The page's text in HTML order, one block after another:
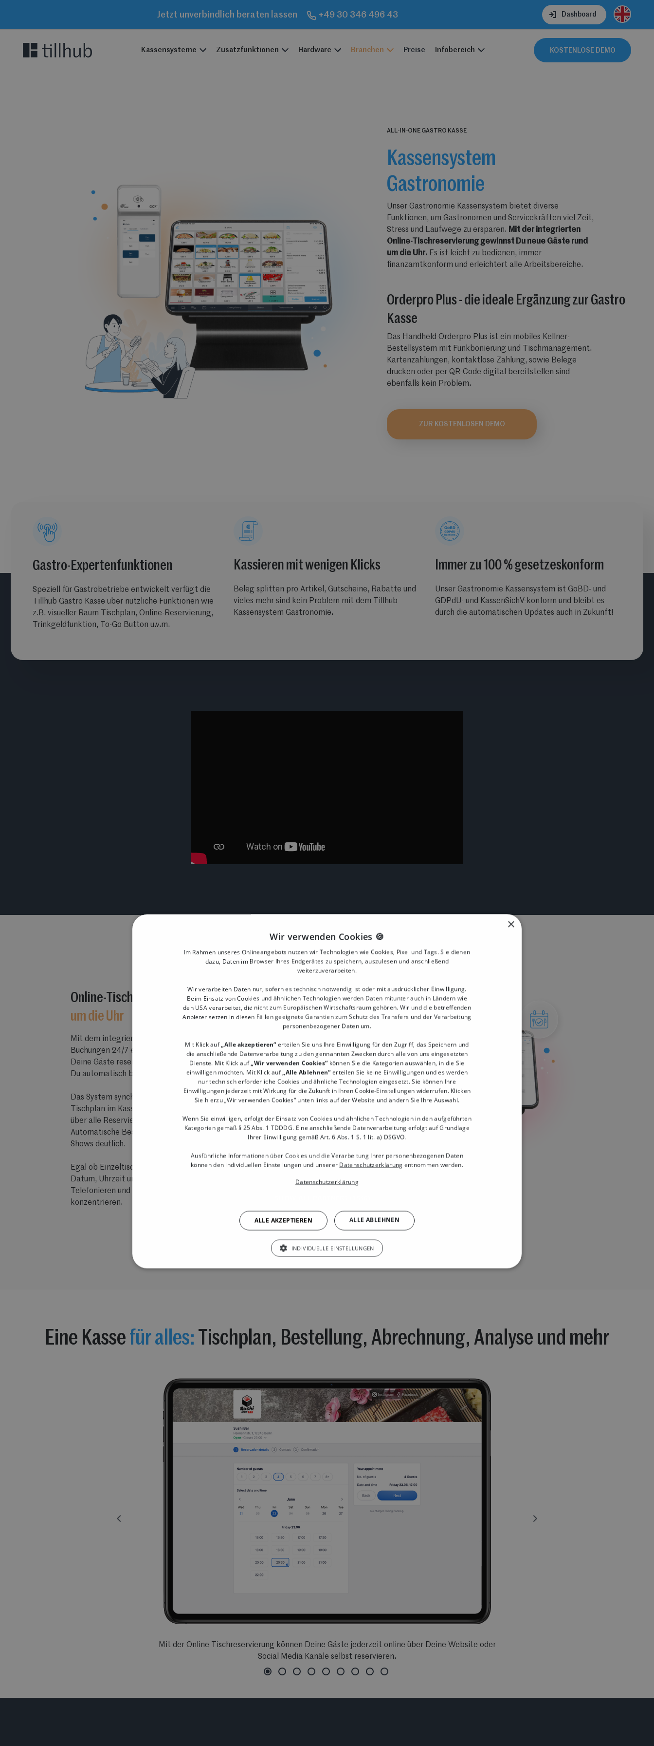
Jetzt unverbindlich beraten lassen +49 30 346 496 43 Dashboard
Kassensysteme Zusatzfunktionen Hardware Branchen Preise Infobereich KOSTENLOSE DEMO
ALL-IN-ONE GASTRO KASSE
Kassensystem
Gastronomie
Unser Gastronomie Kassensystem bietet diverse
Funktionen, um Gastronomen und Servicekräften viel Zeit,
Stress und Laufwege zu ersparen. Mit der integrierten
Online-Tischreservierung gewinnst Du neue Gäste rund
um die Uhr. Es ist leicht zu bedienen, immer
finanzamtkonform und erleichtert alle Arbeitsbereiche.
Orderpro Plus - die ideale Ergänzung zur Gastro
Kasse
Das Handheld Orderpro Plus ist ein mobiles Kellner-
Bestellsystem mit Funkbonierung und Tischmanagement.
Kartenzahlungen, kontaktlose Zahlung, sowie Belege
drucken oder per QR-Code digital bereitstellen sind
ebenfalls kein Problem.
ZUR KOSTENLOSEN DEMO
Gastro-Expertenfunktionen
Speziell für Gastrobetriebe entwickelt verfügt die
Tillhub Gastro Kasse über nützliche Funktionen wie
z.B. visueller Raum Tischplan, Online-Reservierung,
Trinkgeldfunktion, To-Go Button u.v.m.
Kassieren mit wenigen Klicks
Beleg splitten pro Artikel, Gutscheine, Rabatte und
vieles mehr sind kein Problem mit dem Tillhub
Kassensystem Gastronomie.
Immer zu 100 % gesetzeskonform
Unser Gastronomie Kassensystem ist GoBD- und
GDPdU- und KassenSichV-konform und bleibt es
durch die automatischen Updates auch in Zukunft!
Online-Tischreservierung:Gäste gewinnen rund
um die Uhr
Mit dem integrierten Tischreservierungssystem nimmst Du
Buchungen 24/7 entgegen – auch außerhalb der Öffnungszeiten.
Deine Gäste reservieren bequem online über Deine Website, während
Du automatisch benachrichtigt wirst.
Das System synchronisiert sich nahtlos mit Deinem Raum- und
Tischplan im Kassensystem. So behältst Du jederzeit den Überblick
über alle Reservierungen und vermeidest Überbuchungen.
Automatische Bestätigungen und Erinnerungs-E-Mails reduzieren No-
Shows deutlich.
Egal ob Einzeltisch oder Gruppenreservierung – Deine Gäste wählen
Datum, Uhrzeit und Personenanzahl selbst. Du sparst Zeit beim
Telefonieren und Dein Team kann sich auf den persönlichen Service
konzentrieren.
Eine Kasse für alles: Tischplan, Bestellung, Abrechnung, Analyse und mehr
Mit der Online Tischreservierung können Deine Gäste jederzeit online über Deine Website oder
Social Media Kanäle selbst reservieren.
×
Wir verwenden Cookies 🍪
Im Rahmen unseres Onlineangebots nutzen wir Technologien wie Cookies, Pixel und Tags. Sie dienen
dazu, Daten im Browser Ihres Endgerätes zu speichern, auszulesen und anschließend
weiterzuverarbeiten.
Wir verarbeiten Daten nur, sofern es technisch notwendig ist oder mit ausdrücklicher Einwilligung.
Beim Einsatz von Cookies und ähnlichen Technologien werden Daten mitunter auch in Ländern wie
den USA verarbeitet, die nicht zum Europäischen Wirtschaftsraum gehören. Wir und die betreffenden
Anbieter setzen in diesen Fällen geeignete Garantien zum Schutz des Transfers und der Verarbeitung
personenbezogener Daten um.
Mit Klick auf„Alle akzeptieren“ erteilen Sie uns Ihre Einwilligung für den Zugriff, das Speichern und
die anschließende Datenverarbeitung zu den gennannten Zwecken durch alle von uns eingesetzten
Dienste. Mit Klick auf„Wir verwenden Cookies“ können Sie die Kategorien auswählen, in die Sie
einwilligen möchten. Mit Klick auf„Alle Ablehnen“ erteilen Sie keine Einwilligungen und es werden
nur technisch erforderliche Cookies und ähnliche Technologien eingesetzt. Sie können Ihre
Einwilligungen jederzeit mit Wirkung für die Zukunft in Ihren Cookie-Einstellungen widerrufen. Klicken
Sie hierzu „Wir verwenden Cookies“ unten links auf der Website und ändern Sie Ihre Auswahl.
Wenn Sie einwilligen, erfolgt der Einsatz von Cookies und ähnlichen Technologien in den aufgeführten
Kategorien gemäß § 25 Abs. 1 TDDDG. Eine anschließende Datenverarbeitung erfolgt auf Grundlage
Ihrer Einwilligung gemäß Art. 6 Abs. 1 S. 1 lit. a) DSGVO.
Ausführliche Informationen über Cookies und die Verarbeitung Ihrer personenbezogenen Daten
können den individuellen Einstellungen und unserer Datenschutzerklärung entnommen werden.
Datenschutzerklärung
ALLE AKZEPTIEREN ALLE ABLEHNEN
INDIVIDUELLE EINSTELLUNGEN